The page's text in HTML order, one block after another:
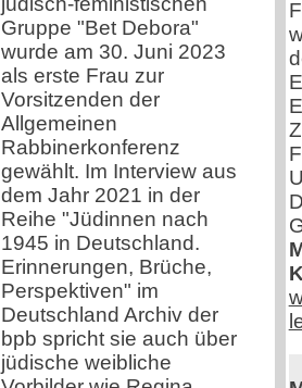
Gruppe "Bet Debora"
wurde am 30. Juni 2023
als erste Frau zur
Vorsitzenden der
Allgemeinen
Rabbinerkonferenz
gewählt. Im Interview aus
dem Jahr 2021 in der
Reihe "Jüdinnen nach
1945 in Deutschland.
Erinnerungen, Brüche,
Perspektiven" im
Deutschland Archiv der
bpb spricht sie auch über
jüdische weibliche